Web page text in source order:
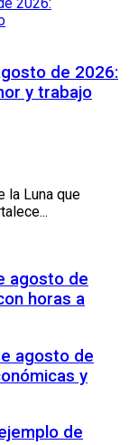
de 2026:
y trabajo
la Luna que
agosto de
horas a
agosto de
y
de